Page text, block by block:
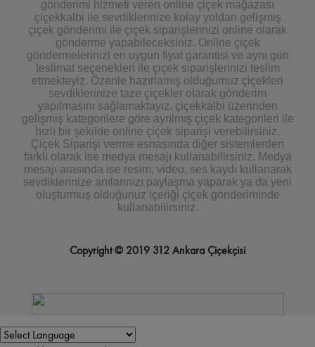
gönderimi hizmeti veren online çiçek mağazası
çiçekkalbi ile sevdiklerinize kolay yoldan gelişmiş
çiçek gönderimi ile çiçek siparişlerinizi online olarak
gönderme yapabileceksiniz. Online çiçek
göndermelerinizi en uygun fiyat garantisi ve aynı gün
teslimat seçenekleri ile çiçek siparişlerinizi teslim
etmekteyiz. Özenle hazırlamış olduğumuz çiçekleri
sevdiklerinize taze çiçekler olarak gönderim
yapılmasını sağlamaktayız. çiçekkalbi üzerinden
gelişmiş kategorilere göre ayrılmış çiçek kategorileri ile
hızlı bir şekilde online çiçek siparişi verebilirsiniz.
Çiçek Siparişi verme esnasında diğer sistemlerden
farklı olarak ise medya mesajı kullanabilirsiniz. Medya
mesajı arasında ise resim, video, ses kaydı kullanarak
sevdiklerinize anılarınızı paylaşma yaparak ya da yeni
oluşturmuş olduğunuz içeriği çiçek gönderiminde
kullanabilirsiniz.
Copyright © 2019 312 Ankara Çiçekçisi